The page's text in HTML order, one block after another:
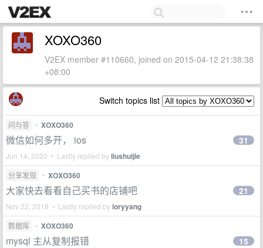
XOXO360
V2EX member #110660, joined on 2015-04-12 21:38:38
+08:00
Switch topics list
问与答 • XOXO360
微信如何多开， ios
Jun 14, 2020 • Lastly replied byliushuijie
31
分享发现 • XOXO360
大家快去看看自己买书的店铺吧
Nov 22, 2018 • Lastly replied byloryyang
21
数据库 • XOXO360
mysql 主从复制报错 15